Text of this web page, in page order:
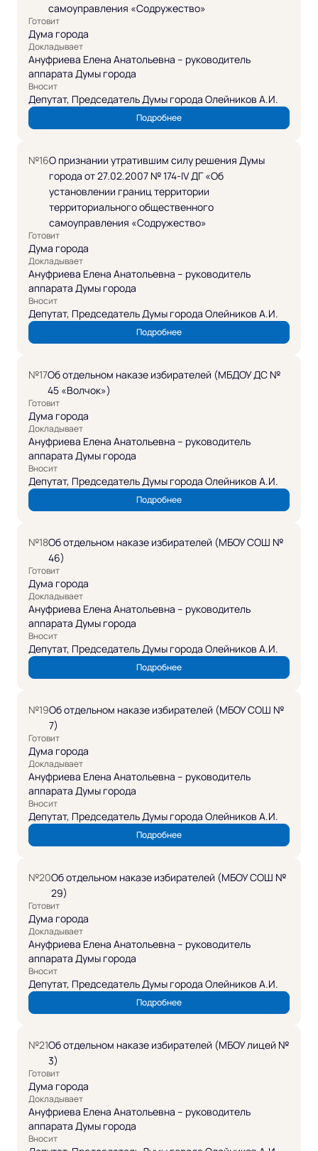
самоуправления «Содружество»
Готовит
Дума города
Докладывает
Ануфриева Елена Анатольевна – руководитель
аппарата Думы города
Вносит
Депутат, Председатель Думы города Олейников А.И.
Подробнее
№16О признании утратившим силу решения Думы
города от 27.02.2007 № 174-IV ДГ «Об
установлении границ территории
территориального общественного
самоуправления «Содружество»
Готовит
Дума города
Докладывает
Ануфриева Елена Анатольевна – руководитель
аппарата Думы города
Вносит
Депутат, Председатель Думы города Олейников А.И.
Подробнее
№17Об отдельном наказе избирателей (МБДОУ ДС №
45 «Волчок»)
Готовит
Дума города
Докладывает
Ануфриева Елена Анатольевна – руководитель
аппарата Думы города
Вносит
Депутат, Председатель Думы города Олейников А.И.
Подробнее
№18Об отдельном наказе избирателей (МБОУ СОШ №
46)
Готовит
Дума города
Докладывает
Ануфриева Елена Анатольевна – руководитель
аппарата Думы города
Вносит
Депутат, Председатель Думы города Олейников А.И.
Подробнее
№19Об отдельном наказе избирателей (МБОУ СОШ №
7)
Готовит
Дума города
Докладывает
Ануфриева Елена Анатольевна – руководитель
аппарата Думы города
Вносит
Депутат, Председатель Думы города Олейников А.И.
Подробнее
№20Об отдельном наказе избирателей (МБОУ СОШ №
29)
Готовит
Дума города
Докладывает
Ануфриева Елена Анатольевна – руководитель
аппарата Думы города
Вносит
Депутат, Председатель Думы города Олейников А.И.
Подробнее
№21Об отдельном наказе избирателей (МБОУ лицей №
3)
Готовит
Дума города
Докладывает
Ануфриева Елена Анатольевна – руководитель
аппарата Думы города
Вносит